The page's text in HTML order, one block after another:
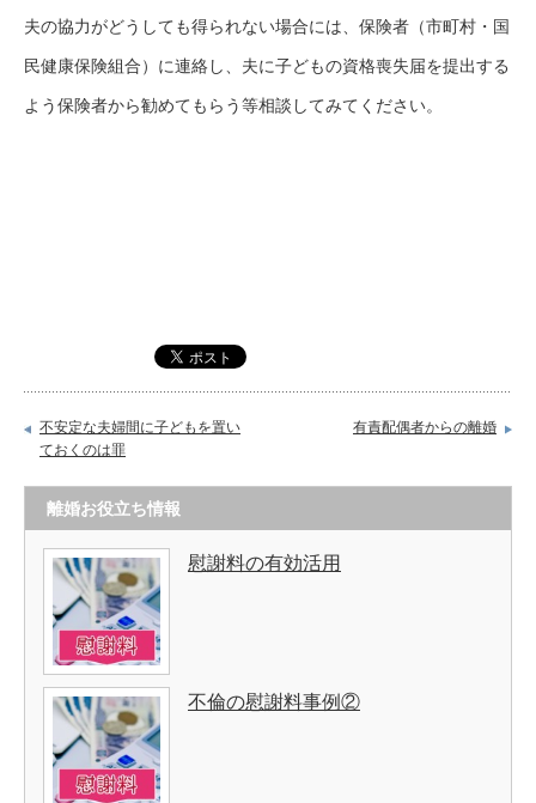
夫の協力がどうしても得られない場合には、保険者（市町村・国
民健康保険組合）に連絡し、夫に子どもの資格喪失届を提出する
よう保険者から勧めてもらう等相談してみてください。
不安定な夫婦間に子どもを置い
ておくのは罪
有責配偶者からの離婚
離婚お役立ち情報
慰謝料の有効活用
不倫の慰謝料事例②